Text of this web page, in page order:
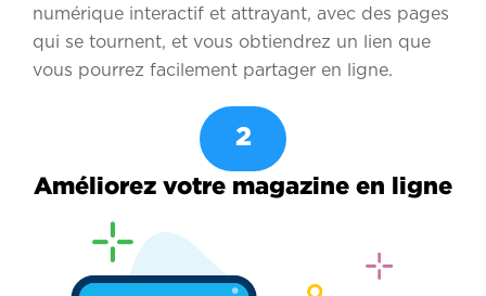
numérique interactif et attrayant, avec des pages
qui se tournent, et vous obtiendrez un lien que
vous pourrez facilement partager en ligne.
2
Améliorez votre magazine en ligne